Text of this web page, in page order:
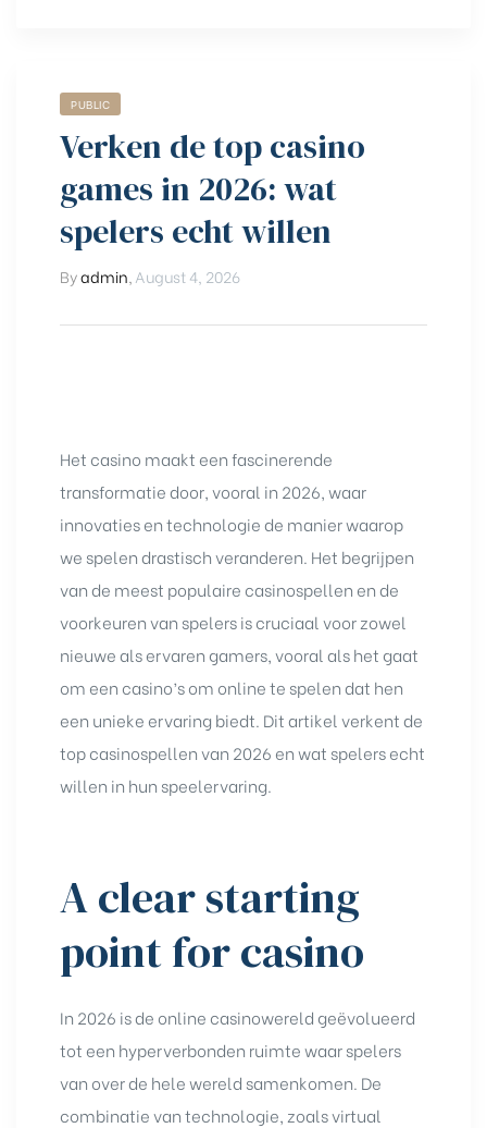
PUBLIC
Verken de top casino
games in 2026: wat
spelers echt willen
Byadmin August 4, 2026
Het casino maakt een fascinerende
transformatie door, vooral in 2026, waar
innovaties en technologie de manier waarop
we spelen drastisch veranderen. Het begrijpen
van de meest populaire casinospellen en de
voorkeuren van spelers is cruciaal voor zowel
nieuwe als ervaren gamers, vooral als het gaat
om een casino’s om online te spelendat hen
een unieke ervaring biedt. Dit artikel verkent de
top casinospellen van 2026 en wat spelers echt
willen in hun speelervaring.
A clear starting
point for casino
In 2026 is de online casinowereld geëvolueerd
tot een hyperverbonden ruimte waar spelers
van over de hele wereld samenkomen. De
combinatie van technologie, zoals virtual